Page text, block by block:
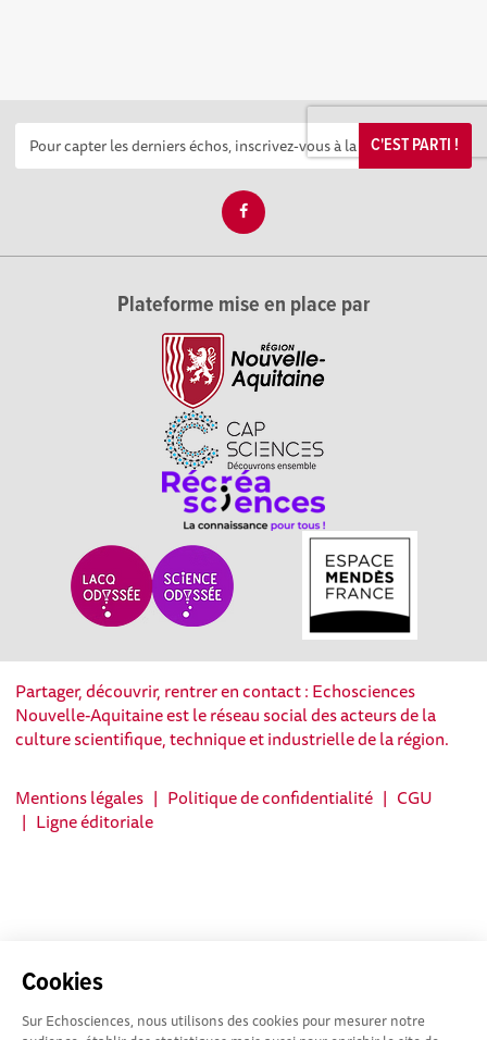
Cookies
Sur Echosciences, nous utilisons des cookies pour mesurer notre
C'EST PARTI !
Plateforme mise en place par
Partager, découvrir, rentrer en contact : Echosciences
Nouvelle-Aquitaine est le réseau social des acteurs de la
culture scientifique, technique et industrielle de la région.
Mentions légales | Politique de confidentialité | CGU
| Ligne éditoriale